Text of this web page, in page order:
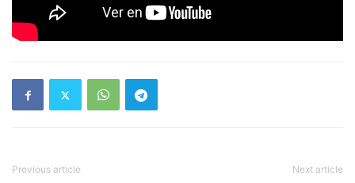
Previous article Next article